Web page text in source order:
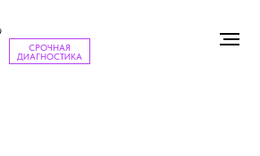
СРОЧНАЯ
ДИАГНОСТИКА